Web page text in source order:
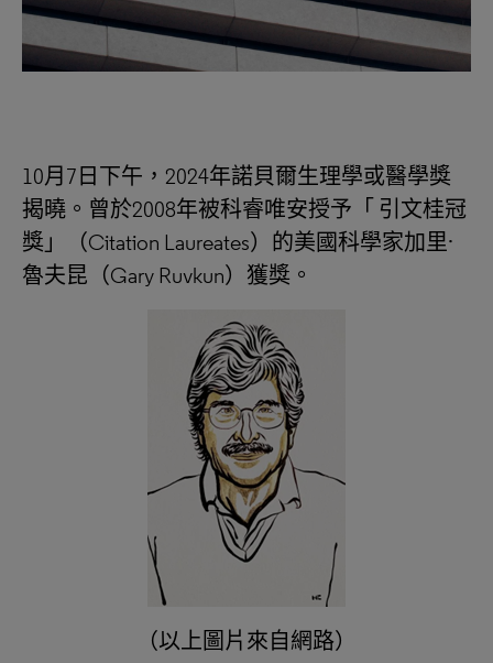
10月7日下午，2024年諾貝爾生理學或醫學獎
揭曉。曾於2008年被科睿唯安授予「 引文桂冠
獎」（Citation Laureates）的美國科學家加里·
魯夫昆（Gary Ruvkun）獲獎。
（以上圖片來自網路）